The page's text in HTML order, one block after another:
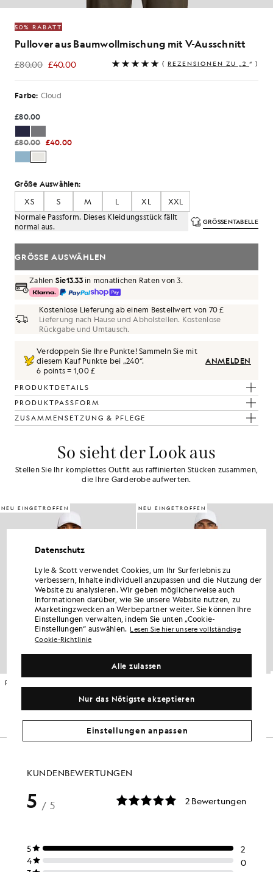
50% RABATT
Pullover aus Baumwollmischung mit V-Ausschnitt
£80.00 £40.00
£40.00 ( REZENSIONEN ZU „2 “ )
Farbe: Cloud
£80.00
£80.00 £40.00
Größe Auswählen:
XS
S M L XL
XXL
Normale Passform. Dieses Kleidungsstück fällt
normal aus.
GRÖSSENTABELLE
GRÖSSE AUSWÄHLEN
Zahlen Sie13.33in monatlichen Raten von 3.
Kostenlose Lieferung ab einem Bestellwert von 70 £
Lieferung nach Hause und Abholstellen. Kostenlose
Rückgabe und Umtausch.
Verdoppeln Sie Ihre Punkte! Sammeln Sie mit
diesem Kauf Punkte bei „240“.
6 points = 1,00 £
ANMELDEN
PRODUKTDETAILS
PRODUKTPASSFORM
ZUSAMMENSETZUNG & PFLEGE
So sieht der Look aus
Stellen Sie Ihr komplettes Outfit aus raffinierten Stücken zusammen,
die Ihre Garderobe aufwerten.
NEU EINGETROFFEN
£80.00
NEU EINGETROFFEN
£70.00
Datenschutz
Lyle & Scott verwendet Cookies, um Ihr Surferlebnis zu
verbessern, Inhalte individuell anzupassen und die Nutzung der
Website zu analysieren. Wir geben möglicherweise auch
Informationen darüber, wie Sie unsere Website nutzen, zu
Marketingzwecken an Werbepartner weiter. Sie können Ihre
Einstellungen verwalten, indem Sie unten „Cookie-
Einstellungen“ auswählen. Lesen Sie hier unsere vollständige
Cookie-Richtlinie
Nur das Nötigste akzeptieren
Alle zulassen
Einstellungen anpassen